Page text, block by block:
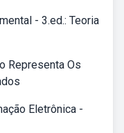
- 3.ed.: Teoria
Representa Os
Eletrônica -